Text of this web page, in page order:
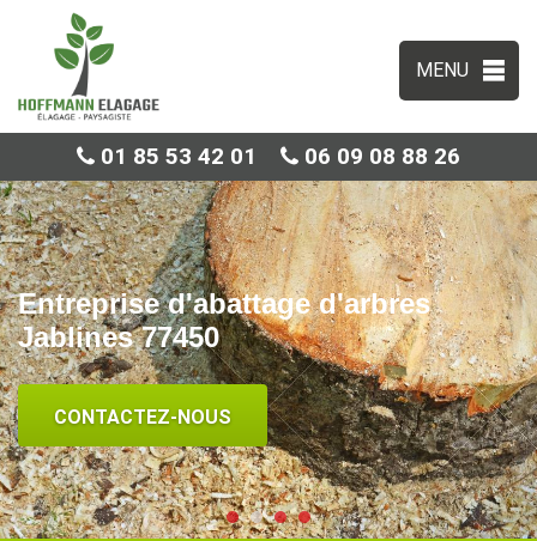
MENU
01 85 53 42 01 06 09 08 88 26
Entreprise d'abattage d'arbres
Jablines 77450
CONTACTEZ-NOUS